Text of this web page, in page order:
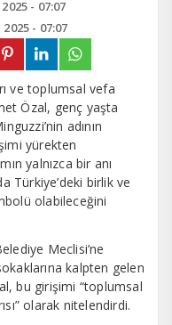
- 07:07
- 07:07
ve toplumsal vefa
Özal, genç yaşta
adının
yürekten
yalnızca bir anı
Türkiye’deki birlik ve
olabileceğini
Meclisi’ne
kalpten gelen
bu girişimi “toplumsal
olarak nitelendirdi.